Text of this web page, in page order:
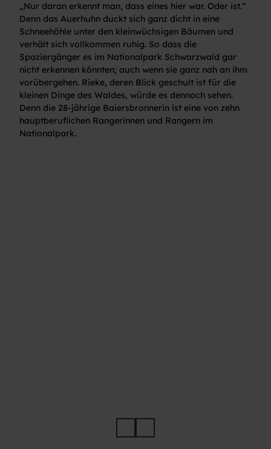
„Nur daran erkennt man, dass eines hier war. Oder ist.“
Denn das Auerhuhn duckt sich ganz dicht in eine
Schneehöhle unter den kleinwüchsigen Bäumen und
verhält sich vollkommen ruhig. So dass die
Spaziergänger es im Nationalpark Schwarzwald gar
nicht erkennen könnten; auch wenn sie ganz nah an ihm
vorübergehen. Rieke, deren Blick geschult ist für die
kleinen Dinge des Waldes, würde es dennoch sehen.
Denn die 28-jährige Baiersbronnerin ist eine von zehn
hauptberuflichen Rangerinnen und Rangern im
Nationalpark.